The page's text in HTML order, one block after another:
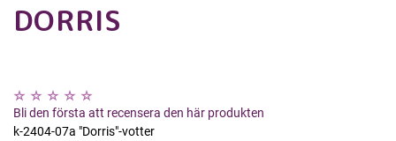
DORRIS
Bli den första att recensera den här produkten
k-2404-07a "Dorris"-votter